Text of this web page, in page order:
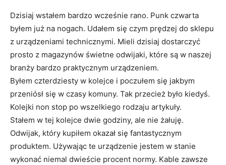
Dzisiaj wstałem bardzo wcześnie rano. Punk czwarta
byłem już na nogach. Udałem się czym prędzej do sklepu
z urządzeniami technicznymi. Mieli dzisiaj dostarczyć
prosto z magazynów świetne odwijaki, które są w naszej
branży bardzo praktycznym urządzeniem.
Byłem czterdziesty w kolejce i poczułem się jakbym
przeniósł się w czasy komuny. Tak przecież było kiedyś.
Kolejki non stop po wszelkiego rodzaju artykuły.
Stałem w tej kolejce dwie godziny, ale nie żałuję.
Odwijak, który kupiłem okazał się fantastycznym
produktem. Używając te urządzenie jestem w stanie
wykonać niemal dwieście procent normy. Kable zawsze